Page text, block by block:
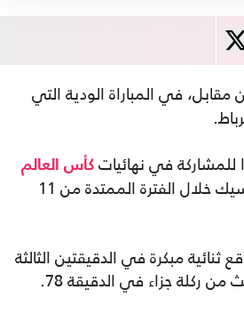
في المباراة الودية التي
في نهائيات كأس العالم
2026 لكرة القدم، المقررة إقامتها في الولايات المتحدة وكندا والمكسيك خلال الفترة الممتدة من 11
مبكرة في الدقيقتين الثالثة
ركلة جزاء في الدقيقة 78.